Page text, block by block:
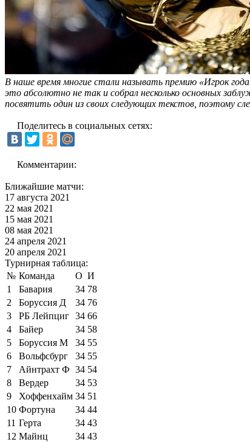
В наше время многие стали называть премию «Игрок
это абсолютно не так и собрал несколько основных
посвятить один из своих следующих текстов, поэтому
Поделитесь в социальных сетях:
Комментарии:
Ближайшие матчи:
17 августа 2021
22 мая 2021
15 мая 2021
08 мая 2021
24 апреля 2021
20 апреля 2021
Турнирная таблица:
№ Команда О И
1
Бавария 34 78
2
Боруссия Д 34 76
3
РБ Лейпциг 34 66
4
Байер 34 58
5
Боруссия М 34 55
6
Вольфсбург 34 55
7
Айнтрахт Ф 34 54
8
Вердер 34 53
9
Хоффенхайм 34 51
10 Фортуна 34 44
11 Герта 34 43
12 Майнц 34 43